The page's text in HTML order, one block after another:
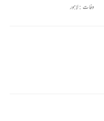
وفات :لاہور